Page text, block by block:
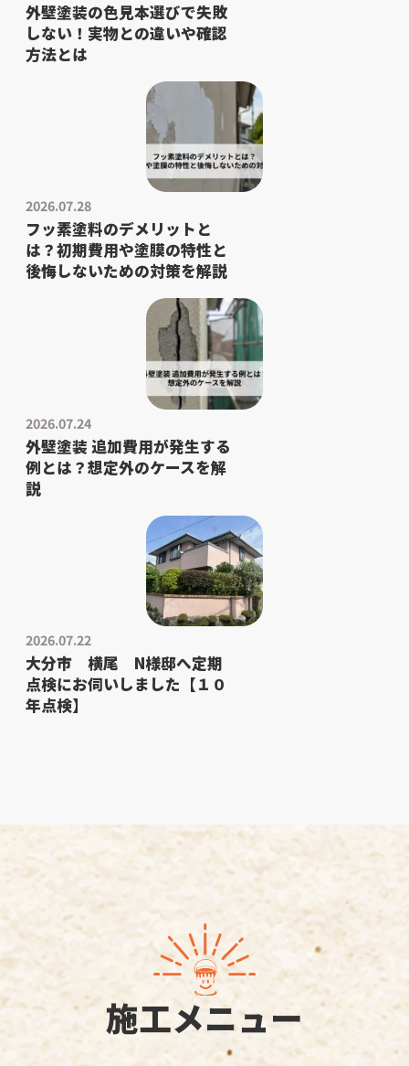
外壁塗装の色見本選びで失敗
しない！実物との違いや確認
方法とは
2026.07.28
フッ素塗料のデメリットと
は？初期費用や塗膜の特性と
後悔しないための対策を解説
2026.07.24
外壁塗装 追加費用が発生する
例とは？想定外のケースを解
説
2026.07.22
大分市 横尾 N様邸へ定期
点検にお伺いしました【１０
年点検】
施工メニュー